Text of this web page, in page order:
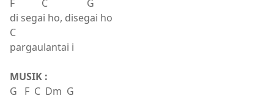
F C G
di segai ho, disegai ho
C
pargaulantai i
MUSIK :
G F C Dm G